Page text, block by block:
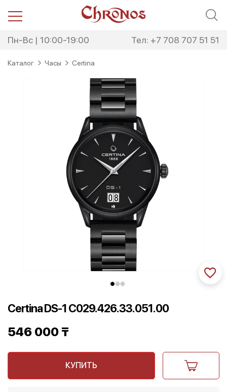
Пн-Вс | 10:00-19:00 Тел: +7 708 707 51 51
Каталог Часы Certina
Certina DS-1 C029.426.33.051.00
546 000 ₸
КУПИТЬ